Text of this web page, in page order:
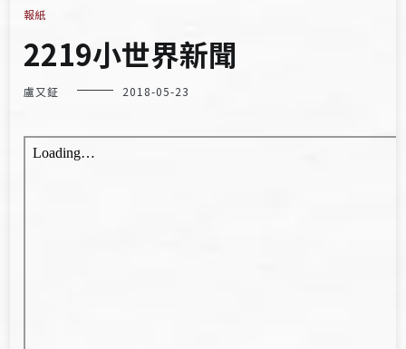
報紙
2219小世界新聞
盧又鉦 2018-05-23